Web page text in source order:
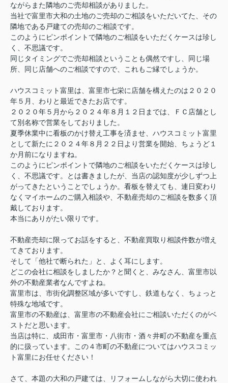
ながらまた隣地のご売却相談がありました。
当社で富里市大和の土地のご売却のご相談をいただいてた、その
隣地である戸建ての売却のご相談です。
このようにピンポイントで隣地のご相談をいただくケースは珍し
く、不思議です。
同じタイミングでご売却相談ということも偶然ですし、同じ場
所、同じ店舗へのご相談ですので、これもご縁でしょうか。
ハウスコミット富里は、富里市七栄に店舗を構えたのは２０２０
年５月、 わりと最近できたお店です。
２０２０年５月から２０２４年８月１２日までは、ＦＣ店舗とし
て別名称で営業をしておりました。
夏季休業中に看板のかけ替え工事を済ませ、ハウスコミット富里
として新たに２０２４年８月２２日より営業を開始、 ちょうど１
か月前になりますね。
このようにピンポイントで隣地のご相談をいただくケースは珍し
く、不思議です。とは書きましたが、当店の認知度が少しずつ上
がってきたということでしょうか。看板を替えても、連日変わり
なくマイホームのご購入相談や、不動産売却のご相談を数多く頂
戴しております。
本当にありがたい限りです。
不動産売却に限ってお話をすると、不動産買取り相談件数が増え
てきております。
そして「他社で断られた」と、よく耳にします。
どこの会社に相談をしましたか？と聞くと、みなさん、富里市以
外の不動産業者なんですよね。
富里市は、市街化調整区域が多いですし、鉄道もなく、ちょっと
特殊な地域です。
富里市の不動産は、富里市の不動産会社にご相談いただくのがベ
ストだと思います。
当店は特に、成田市・富里市・八街市・酒々井町の不動産を重点
的に扱っています。この４市町の不動産についてはハウスコミッ
ト富里にお任せください！
さて、本題の大和の戸建ては、リフォームしながら大切に使われ